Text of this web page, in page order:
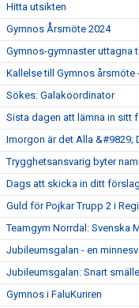
Hitta utsikten
Gymnos Årsmöte 2024
Gymnos-gymnaster uttagna
Kallelse till Gymnos årsmöte
Sökes: Galakoordinator
Sista dagen att lämna in sitt
Imorgon är det Alla &#9829;
Trygghetsansvarig byter
Dags att skicka in ditt
Guld för Pojkar Trupp 2 i
Teamgym Norrdal: Svenska
Jubileumsgalan - en
Jubileumsgalan: Snart
Gymnos i FaluKuriren